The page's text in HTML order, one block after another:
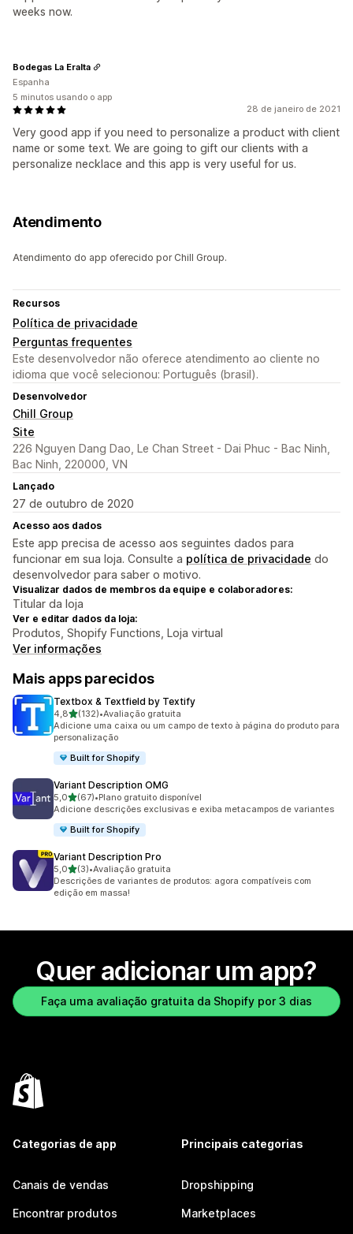
weeks now.
28 de janeiro de 2021
Very good app if you need to personalize a product with client
name or some text. We are going to gift our clients with a
personalize necklace and this app is very useful for us.
Bodegas La Eralta
Espanha
5 minutos usando o app
Atendimento
Atendimento do app oferecido por Chill Group.
Recursos
Política de privacidade
Perguntas frequentes
Este desenvolvedor não oferece atendimento ao cliente no
idioma que você selecionou: Português (brasil).
Desenvolvedor
Chill Group
Site
226 Nguyen Dang Dao, Le Chan Street - Dai Phuc - Bac Ninh,
Bac Ninh, 220000, VN
Lançado
27 de outubro de 2020
Acesso aos dados
Este app precisa de acesso aos seguintes dados para
funcionar em sua loja. Consulte a política de privacidade do
desenvolvedor para saber o motivo.
Visualizar dados de membros da equipe e colaboradores:
Titular da loja
Ver e editar dados da loja:
Produtos, Shopify Functions, Loja virtual
Ver informações
Mais apps parecidos
Textbox & Textfield by Textify
4,8de 5 estrelas
(132)
132 avaliações ao todo
•Avaliação gratuita
Adicione uma caixa ou um campo de texto à página do produto para
personalização
Built for Shopify
Variant Description OMG
5,0de 5 estrelas
(67)
67 avaliações ao todo
•Plano gratuito disponível
Adicione descrições exclusivas e exiba metacampos de variantes
Built for Shopify
Variant Description Pro
5,0de 5 estrelas
(3)
3 avaliações ao todo
•Avaliação gratuita
Descrições de variantes de produtos: agora compatíveis com
edição em massa!
Quer adicionar um app?
Faça uma avaliação gratuita da Shopify por 3 dias
Categorias de app
Canais de vendas
Encontrar produtos
Principais categorias
Dropshipping
Marketplaces